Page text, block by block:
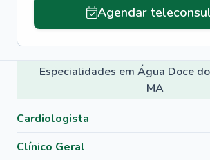
Agendar
Especialidades em Água Doce
MA
Cardiologista
Clínico Geral